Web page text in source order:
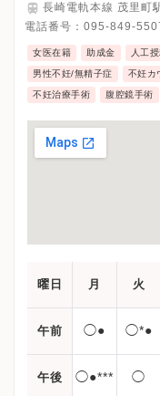
長崎電軌本線 茂里町
電話番号： 095-849-
女医在籍 助成金 人工
男性不妊/無精子症 不妊カ
不妊治療手術 腹腔鏡手術
曜日 月 火
午前 ◯● ◯*●
午後 ◯●*** ◯